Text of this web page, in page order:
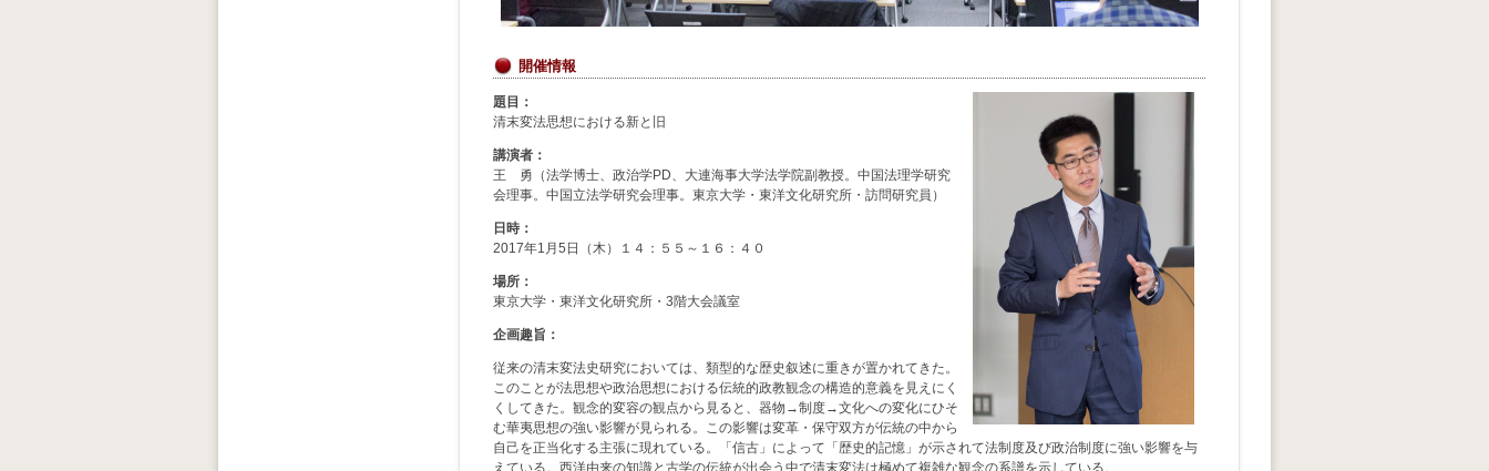
開催情報
題目：
清末変法思想における新と旧
講演者：
王 勇（法学博士、政治学PD、大連海事大学法学院副教授。中国法理学研究
会理事。中国立法学研究会理事。東京大学・東洋文化研究所・訪問研究員）
日時：
2017年1月5日（木）１４：５５～１６：４０
場所：
東京大学・東洋文化研究所・3階大会議室
企画趣旨：
従来の清末変法史研究においては、類型的な歴史叙述に重きが置かれてきた。
このことが法思想や政治思想における伝統的政教観念の構造的意義を見えにく
くしてきた。観念的変容の観点から見ると、器物→制度→文化への変化にひそ
む華夷思想の強い影響が見られる。この影響は変革・保守双方が伝統の中から
自己を正当化する主張に現れている。「信古」によって「歴史的記憶」が示されて法制度及び政治制度に強い影響を与
えている。西洋由来の知識と古学の伝統が出会う中で清末変法は極めて複雑な観念の系譜を示している。